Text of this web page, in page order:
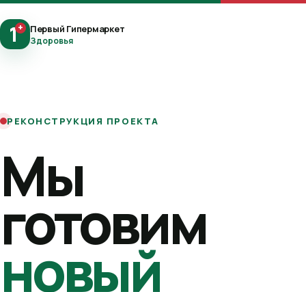
1+ Первый Гипермаркет
Здоровья
РЕКОНСТРУКЦИЯ ПРОЕКТА
Мы
готовим
новый